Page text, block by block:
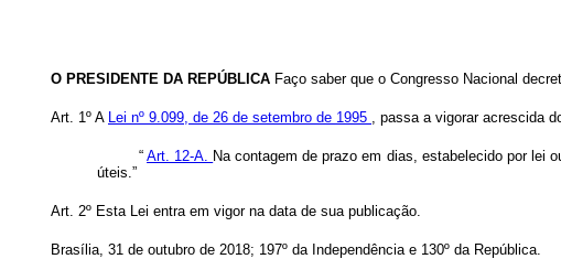
O PRESIDENTE DA REPÚBLICA Faço saber que o Congresso Nacional
Art. 1º A Lei nº 9.099, de 26 de setembro de 1995 , passa a vigorar acrescida
“Art. 12-A. Na contagem de prazo em dias, estabelecido por lei
úteis.”
Art. 2º Esta Lei entra em vigor na data de sua publicação.
Brasília, 31 de outubro de 2018; 197º da Independência e 130º da República.